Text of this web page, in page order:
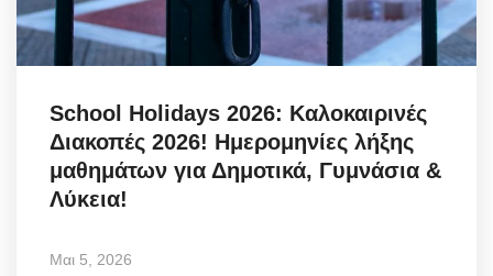
School Holidays 2026: Καλοκαιρινές
Διακοπές 2026! Ημερομηνίες λήξης
μαθημάτων για Δημοτικά, Γυμνάσια &
Λύκεια!
Μαι 5, 2026